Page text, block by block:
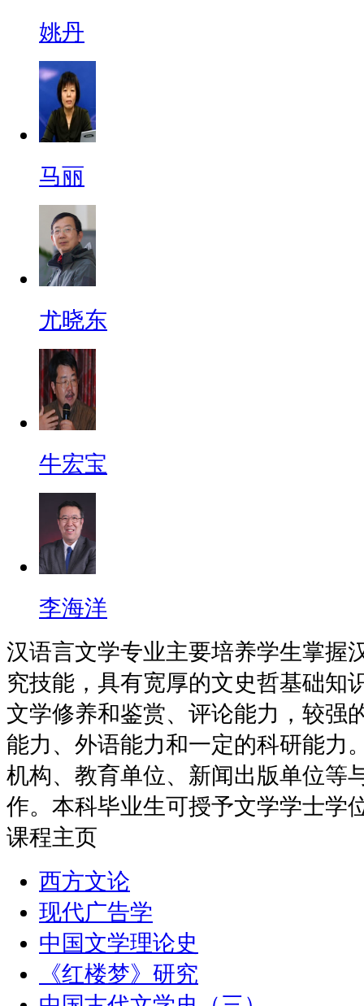
姚丹
马丽
尤晓东
牛宏宝
李海洋
汉语言文学专业主要培养学生掌握
究技能，具有宽厚的文史哲基础知
文学修养和鉴赏、评论能力，较强
能力、外语能力和一定的科研能力
机构、教育单位、新闻出版单位等
作。本科毕业生可授予文学学士学
课程主页
西方文论
现代广告学
中国文学理论史
《红楼梦》研究